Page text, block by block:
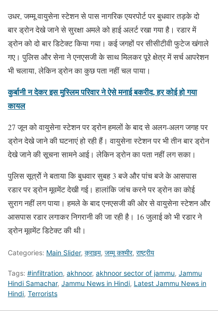
उधर, जम्मू वायुसेना स्टेशन से पास नागरिक एयरपोर्ट पर बुधवार तड़के दो
बार ड्रोन देखे जाने से सुरक्षा अमले को हाई अलर्ट रखा गया है। रडार में
ड्रोन को दो बार डिटेक्ट किया गया। कई जगहों पर सीसीटीवी फुटेज खंगाले
गए। पुलिस और सेना ने एनएसजी के साथ मिलकर पूरे क्षेत्र में सर्च आपरेशन
भी चलाया, लेकिन ड्रोन का कुछ पता नहीं चल पाया।
कुर्बानी न देकर इस मुस्लिम परिवार ने ऐसे मनाई बकरीद, हर कोई हो गया
कायल
27 जून को वायुसेना स्टेशन पर ड्रोन हमलों के बाद से अलग-अलग जगह पर
ड्रोन देखे जाने की घटनाएं हो रही हैं। वायुसेना स्टेशन पर भी तीन बार ड्रोन
देखे जाने की सूचना सामने आई। लेकिन ड्रोन का पता नहीं लग सका।
पुलिस सूत्रोें ने बताया कि बुधवार सुबह 3 बजे और पांच बजे के आसपास
रडार पर ड्रोन मूवमेंट देखी गई। हालांकि जांच करने पर ड्रोन का कोई
सुराग नहीं लग पाया। हमले के बाद एनएसजी की ओर से वायुसेना स्टेशन और
आसपास रडार लगाकर निगरानी की जा रही है। 16 जुलाई को भी रडार ने
ड्रोन मूवमेंट डिटेक्ट की थी।
Categories: Main Slider, क्राइम, जम्मू कश्मीर, राष्ट्रीय
Tags: #infiltration, akhnoor, akhnoor sector of jammu, Jammu
Hindi Samachar, Jammu News in Hindi, Latest Jammu News in
Hindi, Terrorists